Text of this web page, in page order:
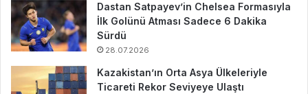
Dastan Satpayev’in Chelsea Formasıyla
İlk Golünü Atması Sadece 6 Dakika
Sürdü
28.07.2026
Kazakistan’ın Orta Asya Ülkeleriyle
Ticareti Rekor Seviyeye Ulaştı